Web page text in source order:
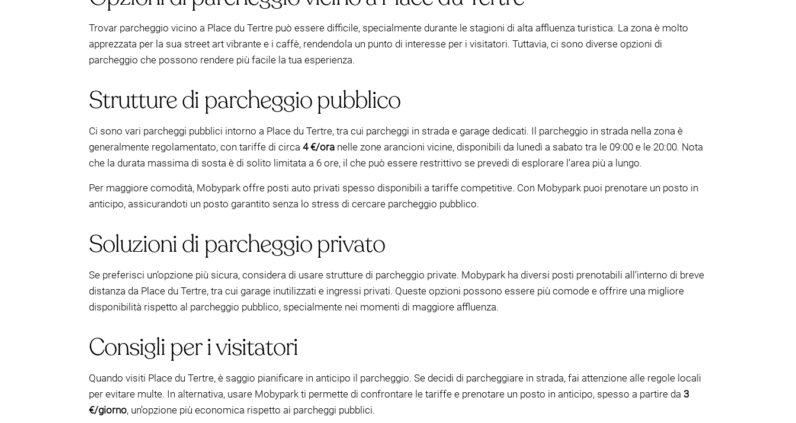
Trovar parcheggio vicino a Place du Tertre può essere difficile, specialmente durante le stagioni di alta affluenza turistica. La zona è molto
apprezzata per la sua street art vibrante e i caffè, rendendola un punto di interesse per i visitatori. Tuttavia, ci sono diverse opzioni di
parcheggio che possono rendere più facile la tua esperienza.
Strutture di parcheggio pubblico
Ci sono vari parcheggi pubblici intorno a Place du Tertre, tra cui parcheggi in strada e garage dedicati. Il parcheggio in strada nella zona è
generalmente regolamentato, con tariffe di circa 4 €/ora nelle zone arancioni vicine, disponibili da lunedì a sabato tra le 09:00 e le 20:00. Nota
che la durata massima di sosta è di solito limitata a 6 ore, il che può essere restrittivo se prevedi di esplorare l’area più a lungo.
Per maggiore comodità, Mobypark offre posti auto privati spesso disponibili a tariffe competitive. Con Mobypark puoi prenotare un posto in
anticipo, assicurandoti un posto garantito senza lo stress di cercare parcheggio pubblico.
Soluzioni di parcheggio privato
Se preferisci un’opzione più sicura, considera di usare strutture di parcheggio private. Mobypark ha diversi posti prenotabili all’interno di breve
distanza da Place du Tertre, tra cui garage inutilizzati e ingressi privati. Queste opzioni possono essere più comode e offrire una migliore
disponibilità rispetto al parcheggio pubblico, specialmente nei momenti di maggiore affluenza.
Consigli per i visitatori
Quando visiti Place du Tertre, è saggio pianificare in anticipo il parcheggio. Se decidi di parcheggiare in strada, fai attenzione alle regole locali
per evitare multe. In alternativa, usare Mobypark ti permette di confrontare le tariffe e prenotare un posto in anticipo, spesso a partire da 3
€/giorno, un’opzione più economica rispetto ai parcheggi pubblici.